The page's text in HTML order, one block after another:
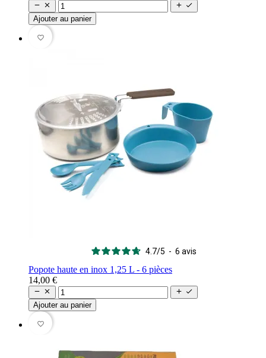
   
Ajouter au panier
favorite_border
4.7/5 - 6 avis
Popote haute en inox 1,25 L - 6 pièces
14,00 €
   
Ajouter au panier
favorite_border